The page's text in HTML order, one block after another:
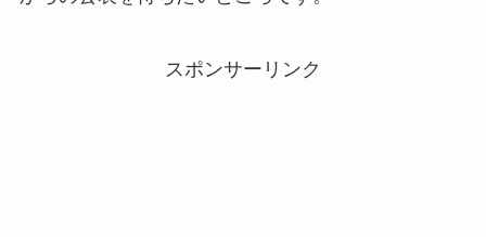
スポンサーリンク